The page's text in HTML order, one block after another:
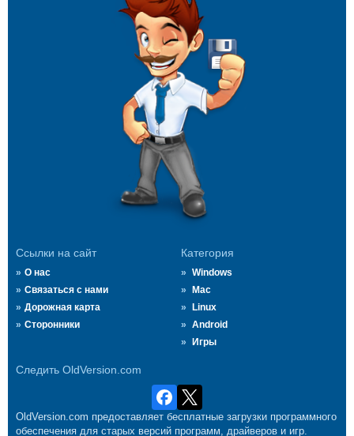
Ссылки на сайт
О нас
Связаться с нами
Дорожная карта
Сторонники
Категория
Windows
Mac
Linux
Android
Игры
Следить OldVersion.com
OldVersion.com предоставляет бесплатные загрузки программного
обеспечения для старых версий программ, драйверов и игр.